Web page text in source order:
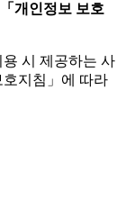
「개인정보 보호
시 제공하는 사
지침」에 따라